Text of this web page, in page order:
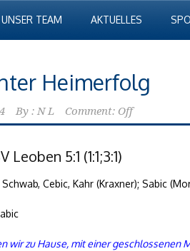
UNSER TEAM AKTUELLES
Heimerfolg
By : N L Comment: Off
Leoben 5:1 (1:1;3:1)
Cebic, Kahr (Kraxner); Sabic
wir zu Hause, mit einer